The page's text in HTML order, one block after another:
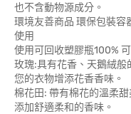
也不含動物源成分。
環境友善商品 環保包裝容
使用
使用可回收塑膠瓶100%
玫瑰:具有花香、天鵝絨般
您的衣物增添花香香味。
棉花田: 帶有棉花的溫柔
添加舒適柔和的香味。